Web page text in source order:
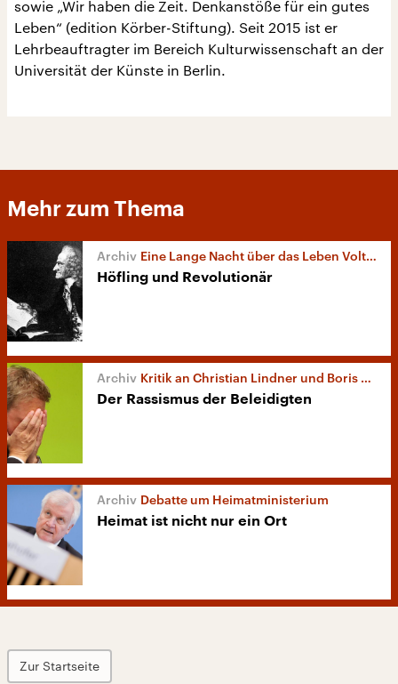
sowie „Wir haben die Zeit. Denkanstöße für ein gutes
Leben“ (edition Körber-Stiftung). Seit 2015 ist er
Lehrbeauftragter im Bereich Kulturwissenschaft an der
Universität der Künste in Berlin.
Mehr zum Thema
Eine Lange Nacht über das Leben Voltaires
Höfling und Revolutionär
Kritik an Christian Lindner und Boris Palmer
Der Rassismus der Beleidigten
Debatte um Heimatministerium
Heimat ist nicht nur ein Ort
Zur Startseite